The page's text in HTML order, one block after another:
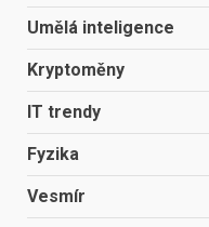
Umělá inteligence
Kryptoměny
IT trendy
Fyzika
Vesmír